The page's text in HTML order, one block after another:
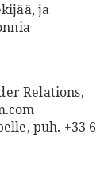
ja
Relations,
puh. +33 6